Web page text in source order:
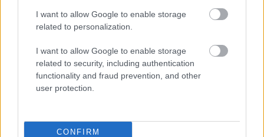
I want to allow Google to enable storage
related to personalization.
I want to allow Google to enable storage
related to security, including authentication
functionality and fraud prevention, and other
user protection.
CONFIRM
Szólj hozzá!
A hozzászóláshoz be kell lépned!